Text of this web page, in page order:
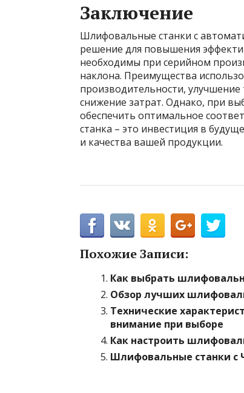
Заключение
Шлифовальные станки с
решение для повышения
необходимы при серийном
наклона. Преимущества
производительности,
снижение затрат. Однако, при
обеспечить оптимальное
станка – это инвестиция в
и качества вашей продукции.
Похожие Записи:
Как выбрать
Обзор лучших
Технические
внимание при выборе
Как настроить
Шлифовальные станки с